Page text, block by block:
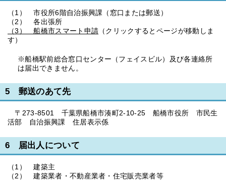
（1） 市役所6階自治振興課（窓口または郵送）
（2） 各出張所
（3） 船橋市スマート申請 （クリックするとページが移動しま
す）
※船橋駅前総合窓口センター（フェイスビル）及び各連絡所
は届出できません。
5 郵送のあて先
〒273-8501 千葉県船橋市湊町2-10-25 船橋市役所 市民生
活部 自治振興課 住居表示係
6 届出人について
（1） 建築主
（2） 建築業者・不動産業者・住宅販売業者等